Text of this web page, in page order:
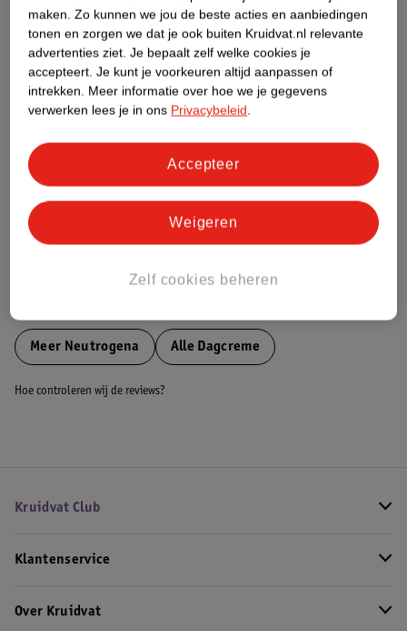
Etiketinformatie
Nature Impact Score
Impact Score.
Meer informatie
Bestel & Bezorginformatie
Meer Neutrogena Alle Dagcreme
Hoe controleren wij de reviews?
Kruidvat Club
Klantenservice
Over Kruidvat
maken. Zo kunnen we jou de beste acties en aanbiedingen
tonen en zorgen we dat je ook buiten Kruidvat.nl relevante
advertenties ziet. Je bepaalt zelf welke cookies je
accepteert. Je kunt je voorkeuren altijd aanpassen of
intrekken. Meer informatie over hoe we je gegevens
verwerken lees je in ons Privacybeleid.
Zelf cookies beheren
Weigeren
Accepteer